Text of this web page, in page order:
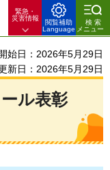
緊急・
災害情報
閲覧補助
Language
検索
メニュー
始日：2026年5月29日
新日：2026年5月29日
ル表彰